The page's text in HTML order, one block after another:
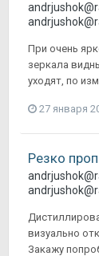
При очень
зеркала
уходят, по
27 января
Резко
визуально
Закажу